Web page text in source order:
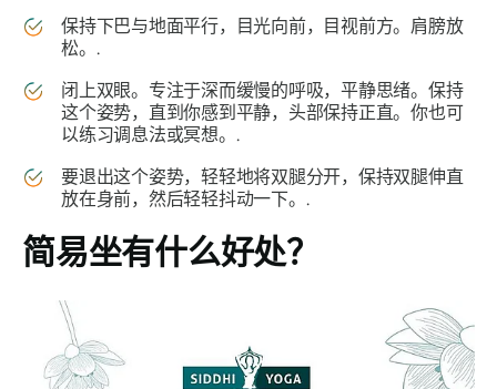
保持下巴与地面平行，目光向前，目视前方。肩膀放
松。.
闭上双眼。专注于深而缓慢的呼吸，平静思绪。保持
这个姿势，直到你感到平静，头部保持正直。你也可
以练习调息法或冥想。.
要退出这个姿势，轻轻地将双腿分开，保持双腿伸直
放在身前，然后轻轻抖动一下。.
简易坐有什么好处？